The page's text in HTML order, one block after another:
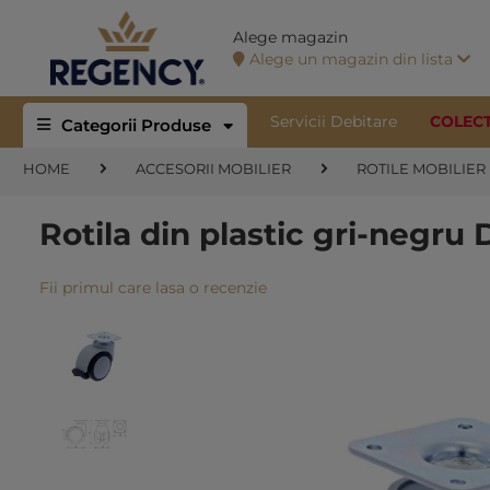
Alege magazin
Alege un magazin din lista
Categorii Produse Servicii Debitare
HOME ACCESORII MOBILIER ROTILE MOBILIER
Rotila din plastic gri-negru
Fii primul care lasa o recenzie